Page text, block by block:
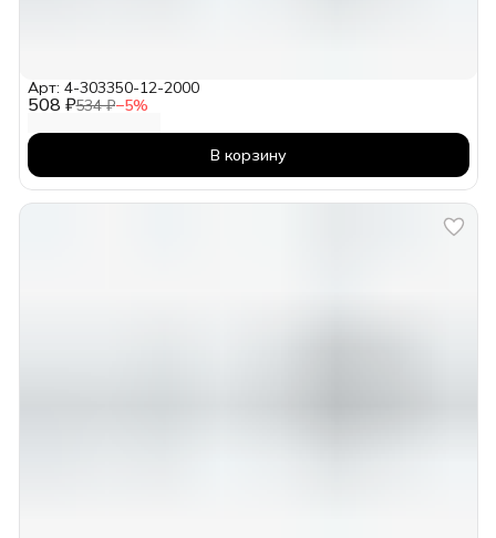
508 ₽534 ₽−5%
Арт: 4-303350-12-2000
В корзину